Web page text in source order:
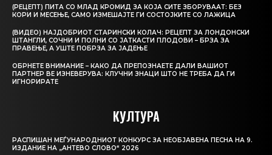
(РЕЦЕПТ) ПИТА СО МЛАД КРОМИД ЗА КОЈА СИТЕ ЗБОРУВААТ: БЕЗ
КОРИ И МЕСЕЊЕ, САМО ИЗМЕШАЈТЕ ГИ СОСТОЈКИТЕ СО ЛАЖИЦА
(ВИДЕО) НАЈДОБРИОТ СТАРИНСКИ КОЛАЧ: РЕЦЕПТ ЗА ЛОНДОНСКИ
ШТАНГЛИ, СОЧНИ И ПОЛНИ СО ЈАТКАСТИ ПЛОДОВИ – БРЗА ЗА
ПРАВЕЊЕ, А УШТЕ ПОБРЗА ЗА ЈАДЕЊЕ
ОБРНЕТЕ ВНИМАНИЕ – КАКО ДА ПРЕПОЗНАЕТЕ ДАЛИ ВАШИОТ
ПАРТНЕР ВЕ ИЗНЕВЕРУВА: КЛУЧНИ ЗНАЦИ ШТО НЕ ТРЕБА ДА ГИ
ИГНОРИРАТЕ
КУЛТУРА
РАСПИШАН МЕЃУНАРОДНИОТ КОНКУРС ЗА НЕОБЈАВЕНА ПЕСНА НА 9.
ИЗДАНИЕ НА „АНТЕВО СЛОВО“ 2026